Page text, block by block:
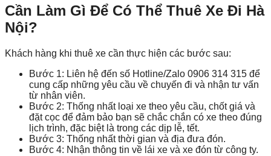
Cần Làm Gì Để Có Thể Thuê Xe Đi Hà
Nội?
Khách hàng khi thuê xe cần thực hiện các bước sau:
Bước 1: Liên hệ đến số Hotline/Zalo 0906 314 315 để
cung cấp những yêu cầu về chuyến đi và nhận tư vấn
từ nhân viên.
Bước 2: Thống nhất loại xe theo yêu cầu, chốt giá và
đặt cọc để đảm bảo bạn sẽ chắc chắn có xe theo đúng
lịch trình, đặc biệt là trong các dịp lễ, tết.
Bước 3: Thống nhất thời gian và địa đưa đón.
Bước 4: Nhận thông tin về lái xe và xe đón từ công ty.